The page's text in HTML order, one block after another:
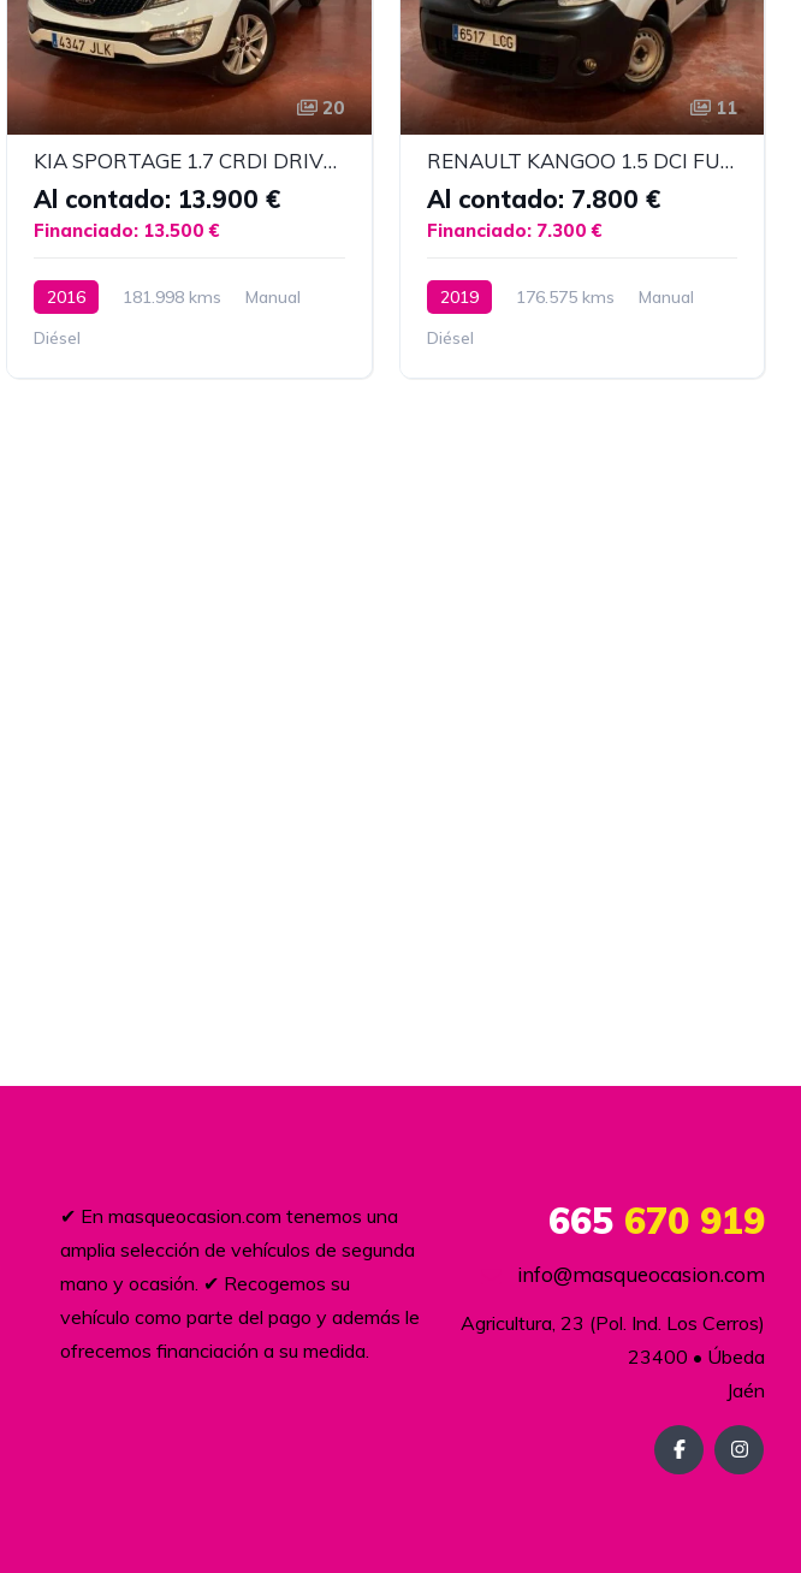
20
KIA SPORTAGE 1.7 CRDI DRIVE PLUS 4X2
Al contado: 13.900 €
Financiado: 13.500 €
2016 181.998 kms
Manual
Diésel
11
RENAULT KANGOO 1.5 DCI FURGON
Al contado: 7.800 €
Financiado: 7.300 €
2019 176.575 kms
Manual
Diésel
✔︎ En masqueocasion.com tenemos una
amplia selección de vehículos de segunda
mano y ocasión. ✔︎ Recogemos su
vehículo como parte del pago y además le
ofrecemos financiación a su medida.
665670 919
info@masqueocasion.com
Agricultura, 23 (Pol. Ind. Los Cerros)
23400 • Úbeda
Jaén